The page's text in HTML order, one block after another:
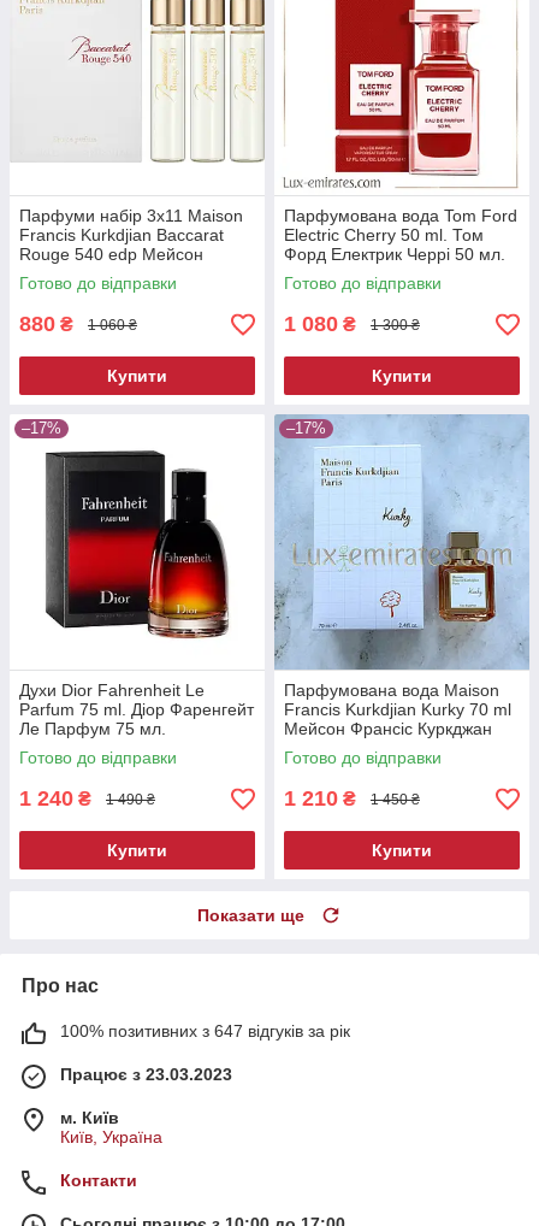
Парфуми набір 3x11 Maison
Francis Kurkdjian Baccarat
Rouge 540 edp Мейсон
Франсіс Баккарат Руж 540
Парфуми 33 мл.
Готово до відправки
880 ₴ 1 060 ₴
Купити
Парфумована вода Tom Ford
Electric Cherry 50 ml. Том
Форд Електрик Черрі 50 мл.
Готово до відправки
1 080 ₴ 1 300 ₴
Купити
–17%
Духи Dior Fahrenheit Le
Parfum 75 ml. Діор Фаренгейт
Ле Парфум 75 мл.
Готово до відправки
1 240 ₴ 1 490 ₴
Купити
–17%
Парфумована вода Maison
Francis Kurkdjian Kurky 70 ml
Мейсон Франсіс Куркджан
Курки 70 ml.
Готово до відправки
1 210 ₴ 1 450 ₴
Купити
Показати ще
Про нас
100% позитивних з 647 відгуків за рік
Працює з 23.03.2023
м. Київ
Київ, Україна
Контакти